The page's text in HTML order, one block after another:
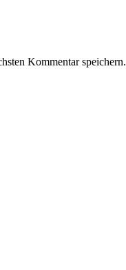
Kommentar speichern.